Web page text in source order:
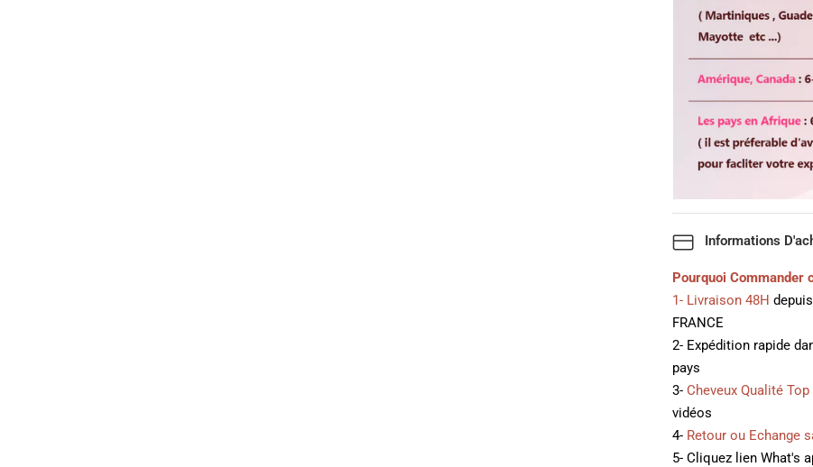
Informations
Pourquoi Commander
1- Livraison 48H
FRANCE
2- Expédition rapide
pays
3- Cheveux Qualité Top
vidéos
4- Retour ou Echange
5- Cliquez lien What's